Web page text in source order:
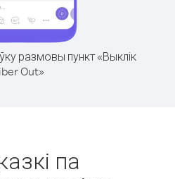
размовы пункт «Выклік
Out»
па